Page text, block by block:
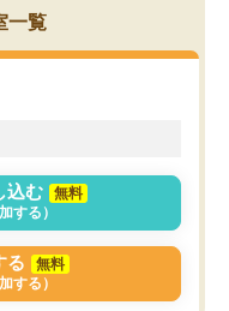
くなってきたようなので
一覧
込む
無料
する）
る
無料
する）